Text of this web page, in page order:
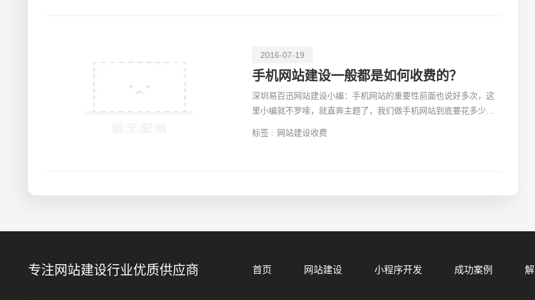
2016-07-19
手机网站建设一般都是如何收费的？
深圳易百迅网站建设小编：手机网站的重要性前面也说好多次，这
里小编就不罗嗦，就直奔主题了，我们做手机网站到底要花多少
标签 : 网站建设收费
专注网站建设行业优质供应商 首页 网站建设 小程序开发 成功案例